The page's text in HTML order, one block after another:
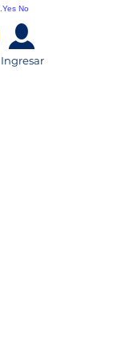
Ingresar
Yes No